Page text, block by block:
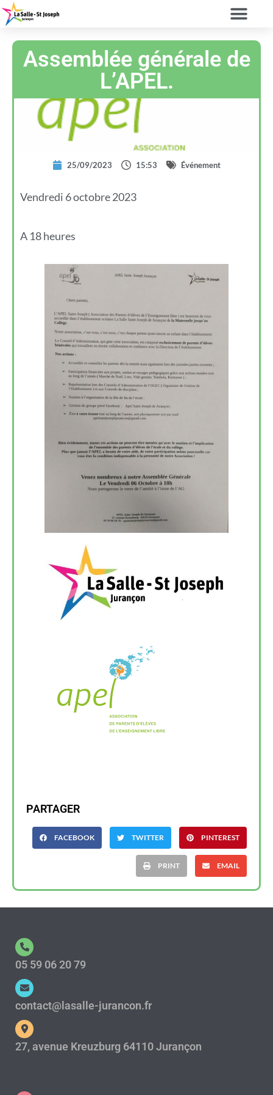
Assemblée générale de
L’APEL.
25/09/2023 15:53 Événement
Vendredi 6 octobre 2023
A 18 heures
PARTAGER
FACEBOOK TWITTER PINTEREST
PRINT EMAIL
05 59 06 20 79
contact@lasalle-jurancon.fr
27, avenue Kreuzburg 64110 Jurançon